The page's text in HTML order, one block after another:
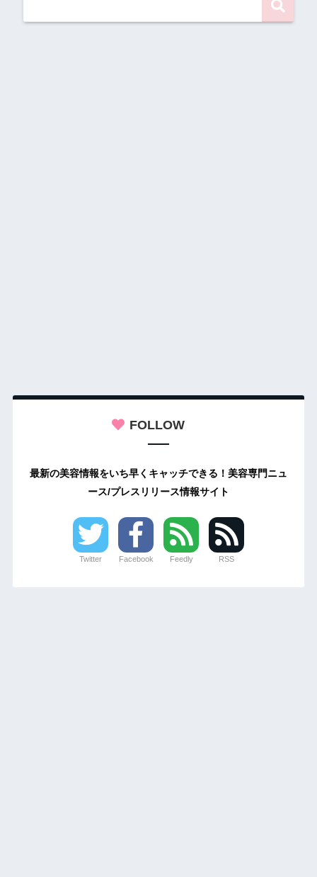
FOLLOW
最新の美容情報をいち早くキャッチできる！美容専門ニュ
ース/プレスリリース情報サイト
Twitter Facebook Feedly RSS